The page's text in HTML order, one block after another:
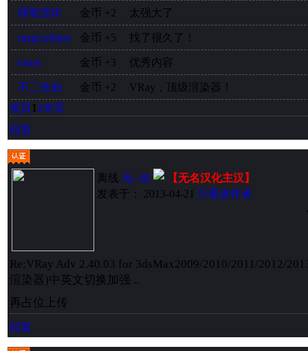
弱笔流年 金币 +2 太强大了
magicallijun 金币 +5 找了很久了！
toson 金币 +3 优秀内容
不二先知 金币 +2
VRay，顶级渲染器！
首页1 2末页
回复
离线 无--名
【无名汉化主汉】
发表于： 2013-04-21 只看该作者
Re:VRay Adv 2.40.03 for 3dsMax2009/2010/2011/2012/
渲染器)中英文切换加强 ..
再占位上传
回复